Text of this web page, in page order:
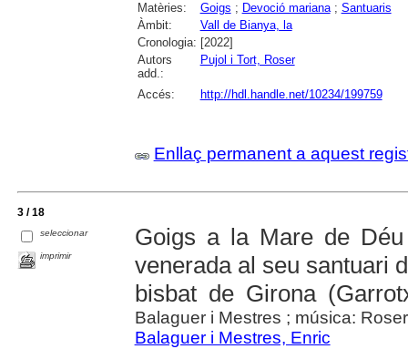
Matèries: Goigs ; Devoció mariana; Santuaris
Àmbit:
Vall de Bianya, la
Cronologia: [2022]
Autors
add.:
Pujol i Tort, Roser
Accés: http://hdl.handle.net/10234/199759
Enllaç permanent a aquest
3 / 18
seleccionar
imprimir
Goigs a la Mare de
venerada al seu santuari
bisbat de Girona
Balaguer i Mestres ; música:
Balaguer i Mestres, Enric